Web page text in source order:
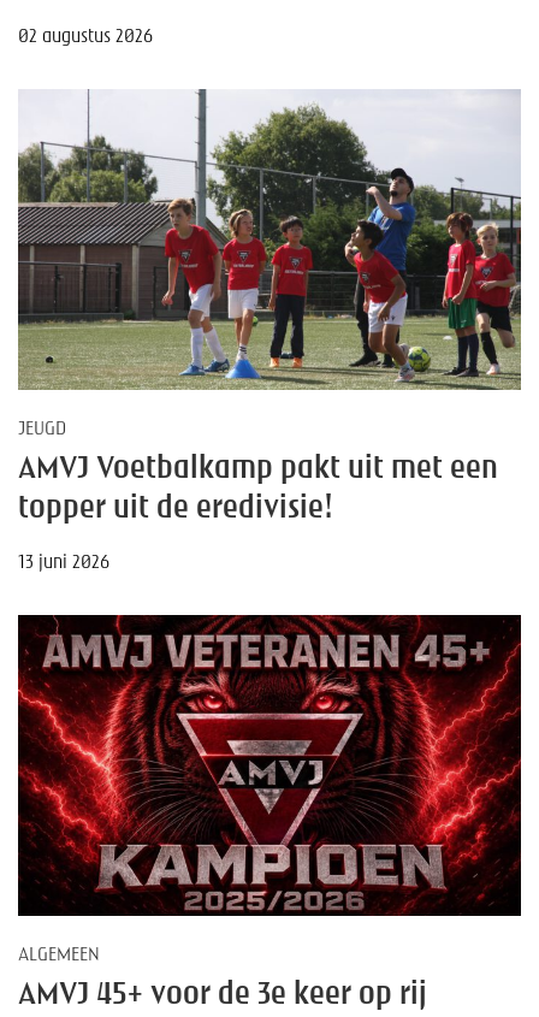
02 augustus 2026
JEUGD
AMVJ Voetbalkamp pakt uit met een
topper uit de eredivisie!
13 juni 2026
ALGEMEEN
AMVJ 45+ voor de 3e keer op rij